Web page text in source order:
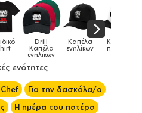
Κούπες Κούπες
ειδικές
ενότητες
Για την δασκάλα/ο
Η ημέρα του πατέρα